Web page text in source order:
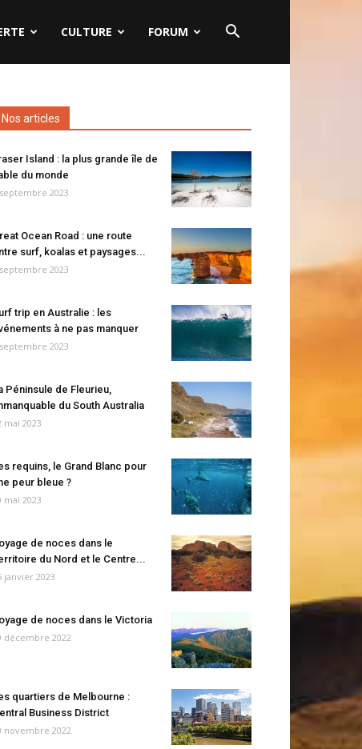
CULTURE FORUM
Nos articles
Island : la plus grande île de
du monde
2023
Ocean Road : une route
surf, koalas et paysages...
2023
trip en Australie : les
à ne pas manquer
2023
Péninsule de Fleurieu,
du South Australia
mai 2023
requins, le Grand Blanc pour
peur bleue ?
mai 2023
de noces dans le
du Nord et le Centre...
janvier 2023
de noces dans le Victoria
décembre 2022
quartiers de Melbourne :
Business District
novembre 2022